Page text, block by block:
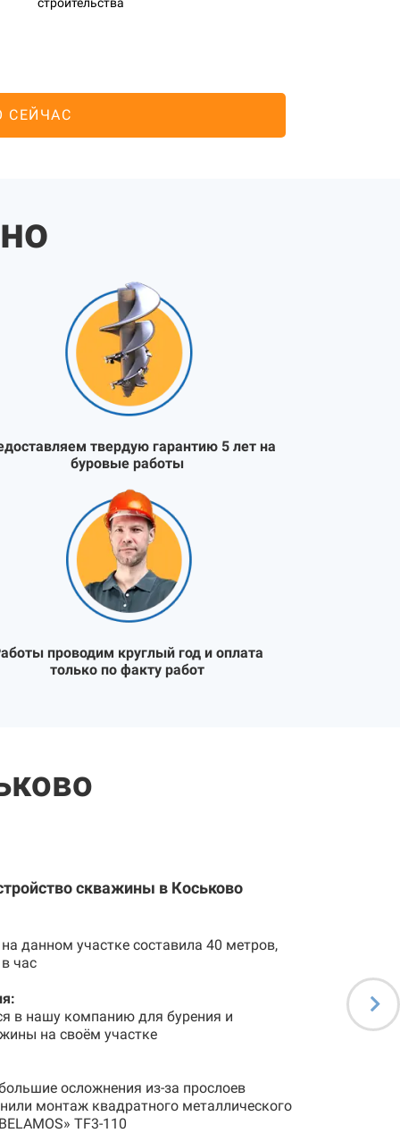
строительства
СЕЙЧАС
твердую гарантию 5 лет на
буровые работы
проводим круглый год и оплата
только по факту работ
скважины в Коськово
данном участке составила 40 метров,
час
в нашу компанию для бурения и
на своём участке
осложнения из-за прослоев
монтаж квадратного металлического
TF3-110